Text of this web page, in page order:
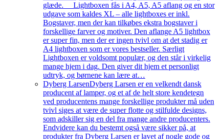
glæde. Lightboxen fås i A4, A5, A5 aflang og en stor
udgave som kaldes XL – alle lightboxes er inkl.
Bogstaver, men der kan tilkøbes ekstra bogstaver i
forskellige farver og motiver. Den aflange A5 lightbox
er super fin, men der er ingen tvivl om at det stadig er
A4 lightboxen som er vores bestseller. Særligt
Lightboxen er voldsomt populær, og den står i virkelig
mange hjem i dag. Den giver dit hjem et personligt
udtryk, og børnene kan lære at…
Dyberg LarsenDyberg Larsen er en velkendt dansk
producent af lamper, og et af de helt store kendetegn
ved producentens mange forskellige produkter må uden
tvivl siges at være de super flotte og stilfulde designs,
som adskiller sig en del fra mange andre producenters.
Endvidere kan du bestemt også være sikker på, at
produkter fra Dyberg Larsen er lavet af nogle gode og